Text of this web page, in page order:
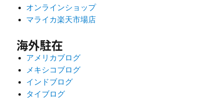
オンラインショップ
マライカ楽天市場店
海外駐在
アメリカブログ
メキシコブログ
インドブログ
タイブログ